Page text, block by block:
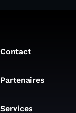
Contact
Partenaires
Services